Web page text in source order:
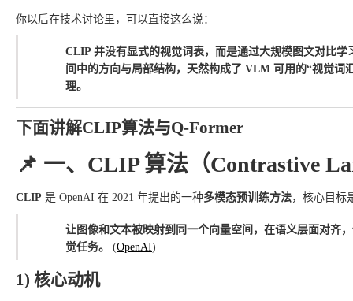
你以后在技术讨论里，可以直接这么说：
CLIP 并没有显式的视觉词表，而是通过大规模图文对比
间中的方向与局部结构，天然构成了 VLM 可用的“视觉
理。
下面讲解CLIP算法与Q-Former
📌 一、CLIP 算法（Contrastive
CLIP 是 OpenAI 在 2021 年提出的一种多模态预训练方法，核心目标
让图像和文本被映射到同一个向量空间，在语义层面对齐
觉任务。
(OpenAI)
1) 核心动机